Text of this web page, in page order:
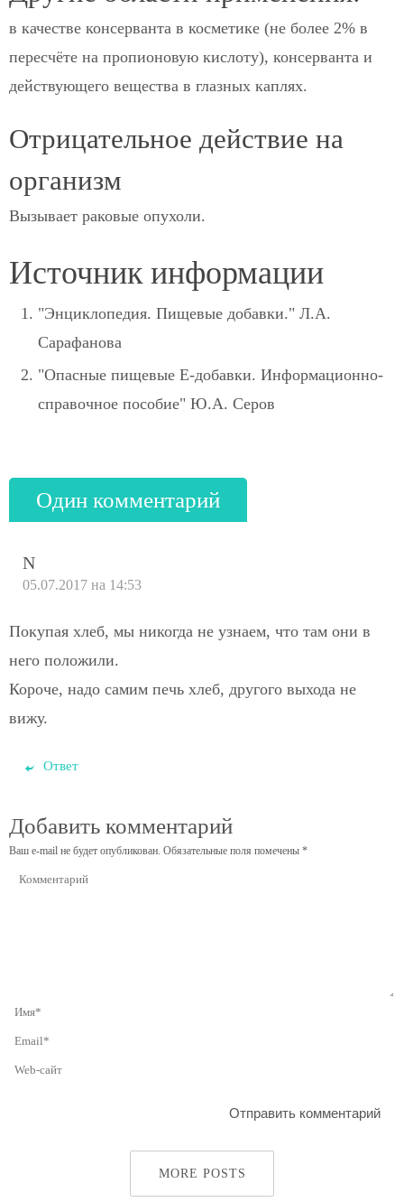
в качестве консерванта в косметике (не более 2% в
пересчёте на пропионовую кислоту), консерванта и
действующего вещества в глазных каплях.
Отрицательное действие на
организм
Вызывает раковые опухоли.
Источник информации
"Энциклопедия. Пищевые добавки." Л.А.
Сарафанова
"Опасные пищевые Е-добавки. Информационно-
справочное пособие" Ю.А. Серов
Один комментарий
N
05.07.2017 на 14:53
Покупая хлеб, мы никогда не узнаем, что там они в
него положили.
Короче, надо самим печь хлеб, другого выхода не
вижу.
Ответ
Добавить комментарий
Ваш e-mail не будет опубликован. Обязательные поля помечены *
MORE POSTS